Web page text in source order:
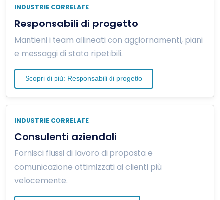
INDUSTRIE CORRELATE
Responsabili di progetto
Mantieni i team allineati con aggiornamenti, piani
e messaggi di stato ripetibili.
Scopri di più: Responsabili di progetto
INDUSTRIE CORRELATE
Consulenti aziendali
Fornisci flussi di lavoro di proposta e
comunicazione ottimizzati ai clienti più
velocemente.